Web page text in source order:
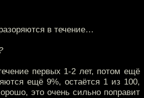
в течение…
первых 1-2 лет, потом ещё
ещё 9%, остаётся 1 из 100,
это очень сильно поправит